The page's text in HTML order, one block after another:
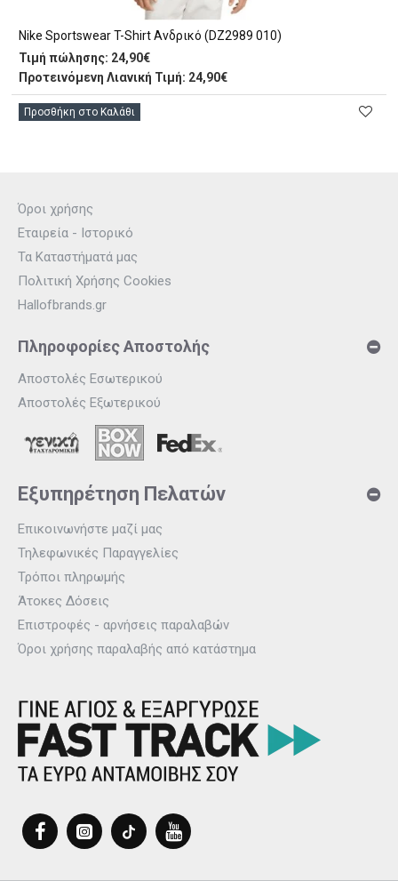
Nike Sportswear T-Shirt Ανδρικό (DZ2989 010)
Τιμή πώλησης: 24,90€
Προτεινόμενη Λιανική Τιμή: 24,90€
Προσθήκη στο Καλάθι
Όροι χρήσης
Εταιρεία - Ιστορικό
Τα Καταστήματά μας
Πολιτική Χρήσης Cookies
Hallofbrands.gr
Πληροφορίες Αποστολής
Αποστολές Εσωτερικού
Αποστολές Εξωτερικού
Εξυπηρέτηση Πελατών
Επικοινωνήστε μαζί μας
Τηλεφωνικές Παραγγελίες
Τρόποι πληρωμής
Άτοκες Δόσεις
Επιστροφές - αρνήσεις παραλαβών
Όροι χρήσης παραλαβής από κατάστημα